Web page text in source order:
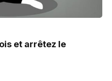
et arrêtez le